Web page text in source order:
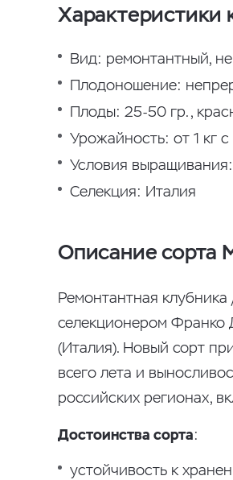
Характеристики
Вид: ремонтантный,
Плодоношение:
Плоды: 25-50 гр.,
Урожайность: от 1 кг с
Условия
Селекция: Италия
Описание сорта
Ремонтантная
селекционером Франко
(Италия). Новый сорт
всего лета и
российских регионах,
Достоинства сорта:
устойчивость к